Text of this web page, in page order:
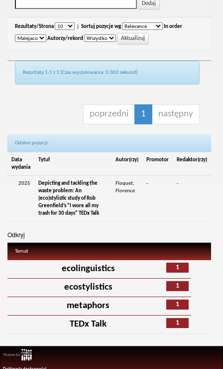
Rezultaty/Strona Sortuj pozycje wg In order
Autorzy/rekord
Rezultaty 1-1 z 1 (Czas wyszukiwania: 0.002 sekund).
poprzedni 1 następny
Odsłon pozycji:
Data
wydania
Tytuł Autor(rzy) Promotor Redaktor(rzy)
2025
Depicting and tackling the
waste problem: An
(eco)stylistic study of Rob
Greenfield’s “I wore all my
trash for 30 days” TEDx Talk
Floquet,
Florence
- -
Odkryj
Temat
1
ecolinguistics
1
ecostylistics
1
metaphors
1
TEDx Talk
Theme by